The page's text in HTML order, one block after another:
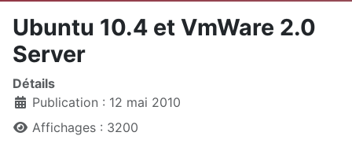
Ubuntu 10.4 et VmWare 2.0
Server
Détails
Publication : 12 mai 2010
Affichages : 3200